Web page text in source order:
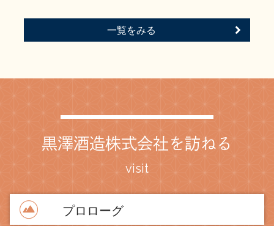
一覧をみる
黒澤酒造株式会社を訪ねる
visit
プロローグ